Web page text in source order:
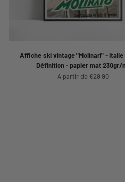
Affiche ski vintage "Molinari" - Italie
Définition - papier mat 230gr/
Prix de vente
A partir de €29,90